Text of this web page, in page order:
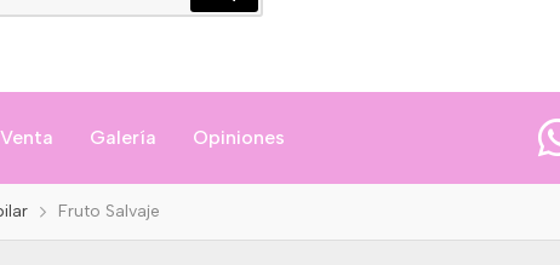
Galería Opiniones
Fruto Salvaje